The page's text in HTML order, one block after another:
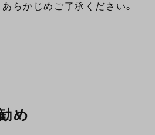
らかじめご了承ください。
め